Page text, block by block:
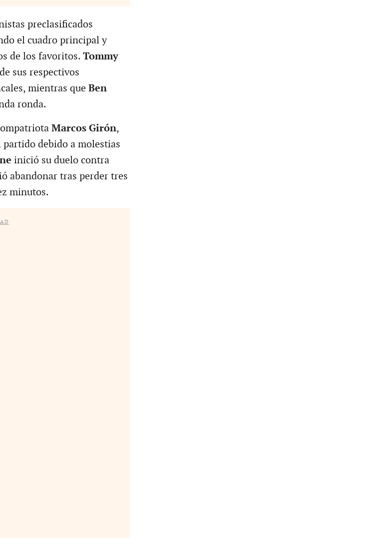
preclasificados
el cuadro principal y
de los favoritos. Tommy
sus respectivos
mientras que Ben
ronda.
Marcos Girón,
debido a molestias
inició su duelo contra
abandonar tras perder tres
minutos.